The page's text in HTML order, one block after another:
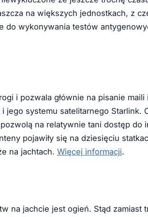
na większych jednostkach, z
do wykonywania testów
i pozwala głównie na pisanie
systemu satelitarnego Starlink.
na relatywnie tani dostęp do
pojawiły się na dziesięciu
na jachtach. Więcej informacji.
na jachcie jest ogień. Stąd zamiast